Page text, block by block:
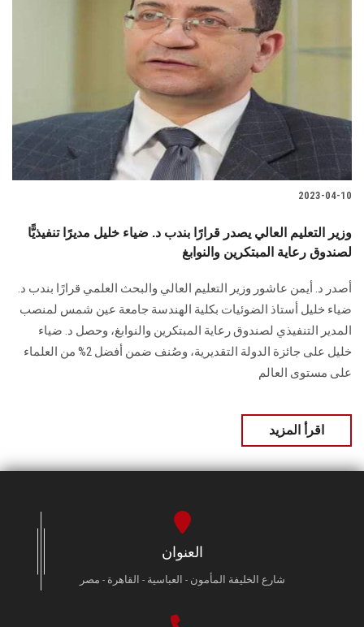
هيئة التدريس
الدراسات العليا
الزائـرون
سجل الان
2023-04-10
وزير التعليم العالي يصدر قرارًا بندب د. ضياء خليل مديرًا تنفيذيًّا
لصندوق رعاية المبتكرين والنوابغ
أصدر د. أيمن عاشور وزير التعليم العالي والبحث العلمي قرارًا بندب د.
ضياء خليل أستاذ الضوئيات بكلية الهندسة جامعة عين شمس لمنصب
المدير التنفيذي لصندوق رعاية المبتكرين والنوابغ، وحصل د. ضياء
خليل على جائزة الدولة التقديرية، وصُنف ضمن أفضل 2% من العلماء
على مستوى العالم
اقرأ المزيد
العنوان
شارع الخليفة المأمون - العباسية - القاهرة - مصر